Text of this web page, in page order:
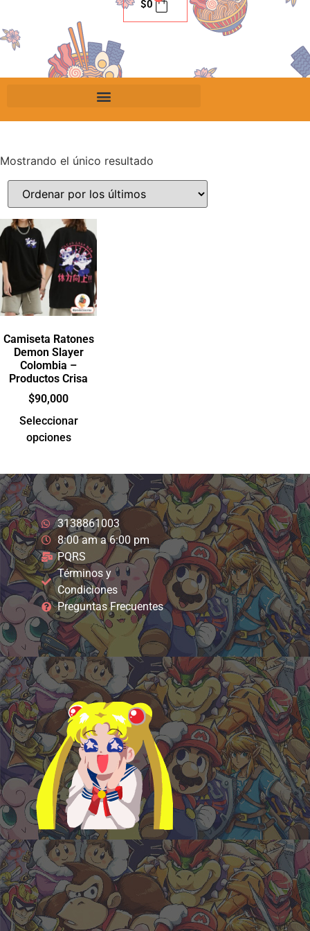
$0
Mostrando el único resultado
Camiseta Ratones
Demon Slayer
Colombia –
Productos Crisa
$90,000
Seleccionar
opciones
3138861003
8:00 am a 6:00 pm
PQRS
Términos y
Condiciones
Preguntas Frecuentes